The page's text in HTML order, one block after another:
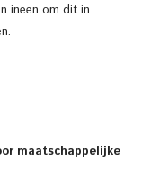
ineen om dit in
maatschappelijke